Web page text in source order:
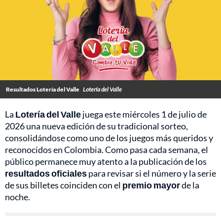
Resultados Lotería del Valle Lotería del Valle
La Lotería del Vallejuega este miércoles 1 de julio de
2026 una nueva edición de su tradicional sorteo,
consolidándose como uno de los juegos más queridos y
reconocidos en Colombia. Como pasa cada semana, el
público permanece muy atento a la publicación de los
resultados oficialespara revisar si el número y la serie
de sus billetes coinciden con el premio mayorde la
noche.